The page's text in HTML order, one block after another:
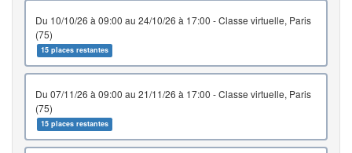
du 10/10/26 à 09:00 au 24/10/26 à 17:00 - Classe virtuelle, Paris
(75)
15 places restantes
du 07/11/26 à 09:00 au 21/11/26 à 17:00 - Classe virtuelle, Paris
(75)
15 places restantes